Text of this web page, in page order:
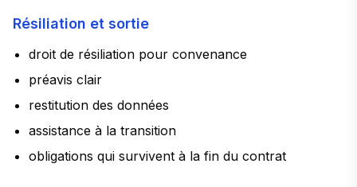
Résiliation et sortie
droit de résiliation pour convenance
préavis clair
restitution des données
assistance à la transition
obligations qui survivent à la fin du contrat